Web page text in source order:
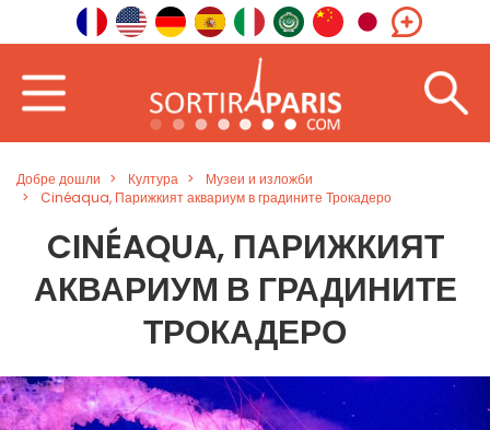
Добре дошли Култура
Музеи и изложби
Cinéaqua, Парижкият аквариум в градините Трокадеро
CINÉAQUA, ПАРИЖКИЯТ
АКВАРИУМ В ГРАДИНИТЕ
ТРОКАДЕРО